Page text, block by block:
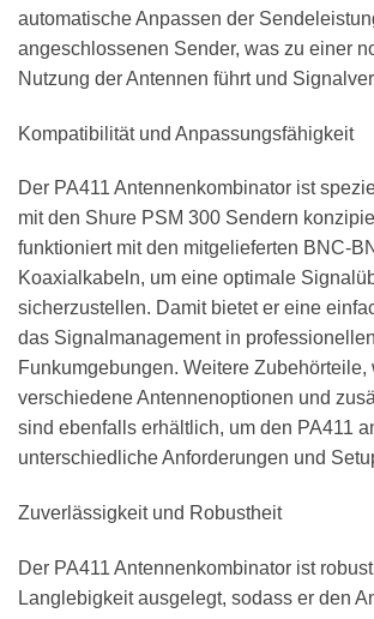
automatische Anpassen der
angeschlossenen Sender, was zu einer
Nutzung der Antennen führt und
Kompatibilität und Anpassungsfähigkeit
Der PA411 Antennenkombinator ist
mit den Shure PSM 300 Sendern
funktioniert mit den mitgelieferten BNC-
Koaxialkabeln, um eine optimale
sicherzustellen. Damit bietet er eine
das Signalmanagement in
Funkumgebungen. Weitere Zubehörteile,
verschiedene Antennenoptionen und
sind ebenfalls erhältlich, um den PA411
unterschiedliche Anforderungen und
Zuverlässigkeit und Robustheit
Der PA411 Antennenkombinator ist
Langlebigkeit ausgelegt, sodass er den